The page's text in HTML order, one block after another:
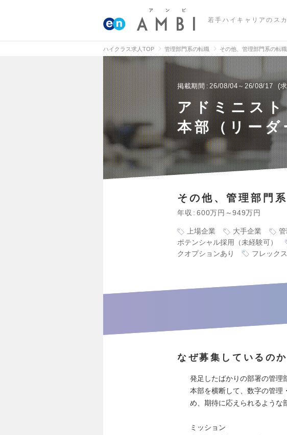
若手ハイキャリアのス
ハイクラス求人TOP 管理部門系の転職 その他、管理部門系の転職
掲載期間 26/08/04～26/08/17
アドミニス
本部（リー
その他、管理部門系
年収 600万円～949万円
上場企業 大手企業
ポテンシャル採用（未経験可）
クオプションあり
フレック
なぜ募集しているのか
発足したばかりの部署の管理
本部を横断して、数字の管理
め、期待に応えられるような
ミッション